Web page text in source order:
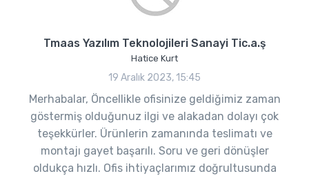
Tmaas Yazılım Teknolojileri Sanayi Tic.a.ş
Hatice Kurt
19 Aralık 2023, 15:45
Merhabalar, Öncellikle ofisinize geldiğimiz zaman
göstermiş olduğunuz ilgi ve alakadan dolayı çok
teşekkürler. Ürünlerin zamanında teslimatı ve
montajı gayet başarılı. Soru ve geri dönüşler
oldukça hızlı. Ofis ihtiyaçlarımız doğrultusunda